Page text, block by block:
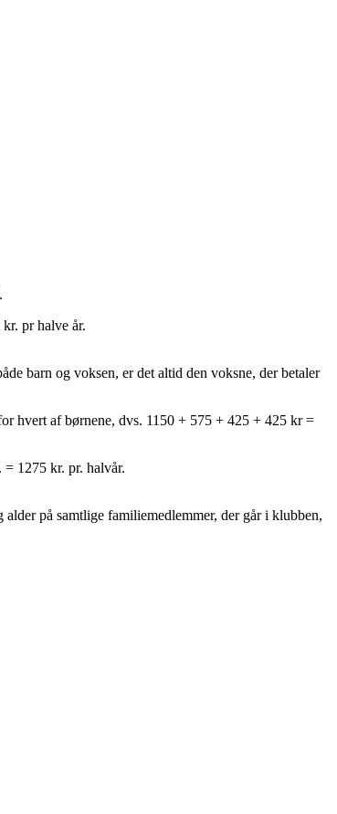
pr halve år.
barn og voksen, er det altid den voksne, der betaler
hvert af børnene, dvs. 1150 + 575 + 425 + 425 kr =
1275 kr. pr. halvår.
alder på samtlige familiemedlemmer, der går i klubben,